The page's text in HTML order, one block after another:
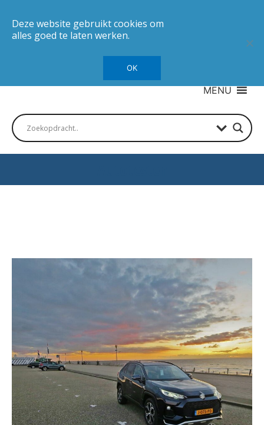
MENU
Deze website gebruikt cookies om
alles goed te laten werken.
OK